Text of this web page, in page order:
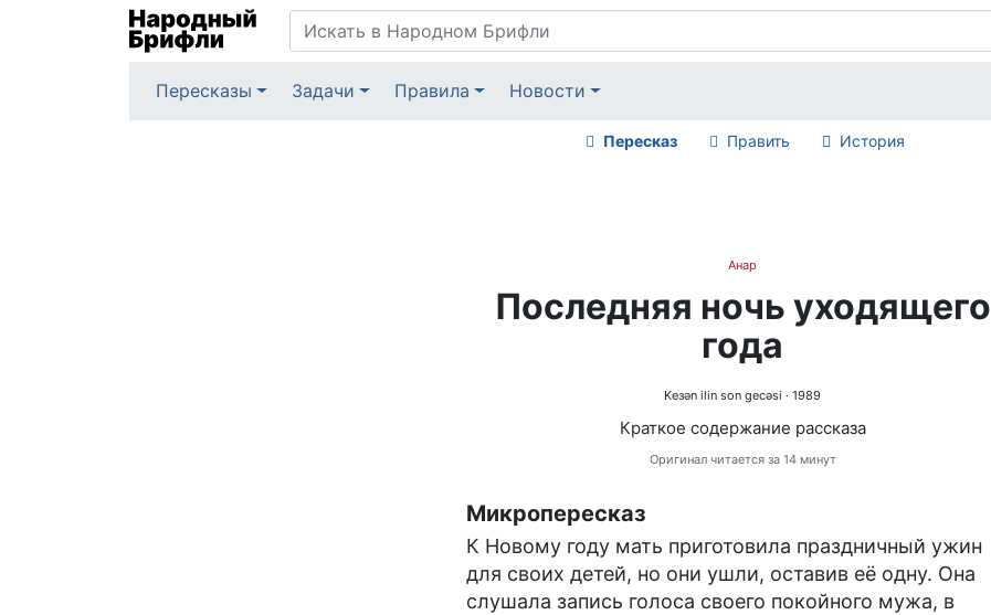
Пересказы Задачи Правила Новости
Пересказ Править История
Анар
Последняя ночь уходящего
года
Keзən ilin son gecəsi · 1989
Краткое содержание рассказа
Оригинал читается за 14 минут
Микропересказ
К Новому году мать приготовила праздничный ужин
для своих детей, но они ушли, оставив её одну. Она
слушала запись голоса своего покойного мужа, в